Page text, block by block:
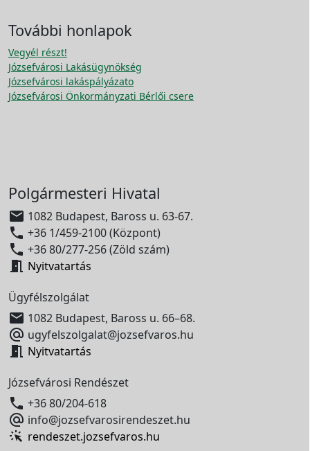
További honlapok
Vegyél részt!
Józsefvárosi Lakásügynökség
Józsefvárosi lakáspályázato
Józsefvárosi Önkormányzati Bérlői csere
Polgármesteri Hivatal
 1082 Budapest, Baross u. 63-67.
 +36 1/459-2100 (Központ)
 +36 80/277-256 (Zöld szám)
 Nyitvatartás
Ügyfélszolgálat
 1082 Budapest, Baross u. 66–68.
 ugyfelszolgalat@jozsefvaros.hu
 Nyitvatartás
Józsefvárosi Rendészet
 +36 80/204-618
 info@jozsefvarosirendeszet.hu
rendeszet.jozsefvaros.hu